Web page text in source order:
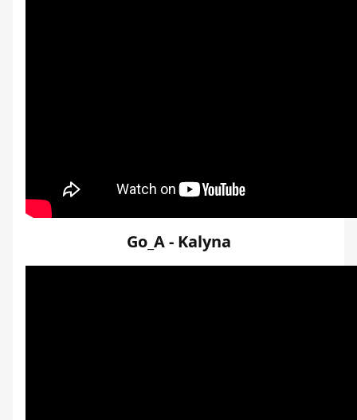
Go_A - Kalyna